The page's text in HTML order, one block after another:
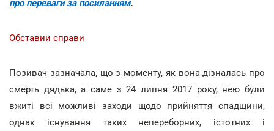
про переваги за посиланням.
Обставии справи
Позивач зазначала, що з моменту, як вона дізналась про
смерть дядька, а саме з 24 липня 2017 року, нею були
вжиті всі можливі заходи щодо прийняття спадщини,
однак існування таких непереборних, істотних і